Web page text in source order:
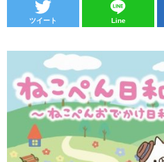
ツイート Line